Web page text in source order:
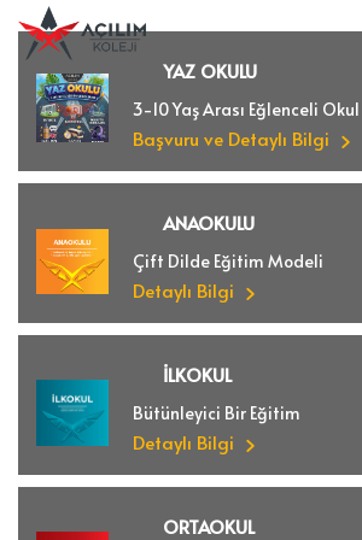
YAZ OKULU
3-10 Yaş Arası Eğlenceli Okul
Başvuru ve Detaylı Bilgi
ANAOKULU
Çift Dilde Eğitim Modeli
Detaylı Bilgi
İLKOKUL
Bütünleyici Bir Eğitim
Detaylı Bilgi
ORTAOKUL